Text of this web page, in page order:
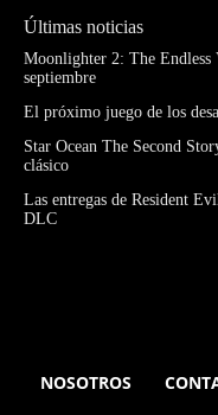
Últimas noticias
Moonlighter 2: The Endless
septiembre
El próximo juego de los
Star Ocean The Second
clásico
Las entregas de Resident
DLC
NOSOTROS